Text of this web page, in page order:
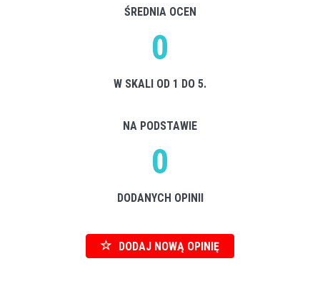
ŚREDNIA OCEN
0
W SKALI OD 1 DO 5.
NA PODSTAWIE
0
DODANYCH OPINII
DODAJ NOWĄ OPINIĘ